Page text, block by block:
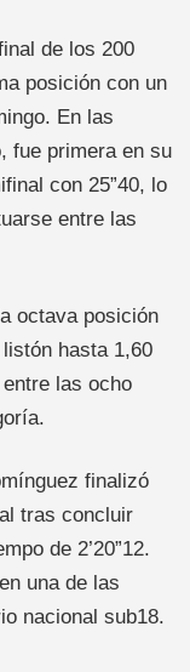
de los 200
posición con un
En las
fue primera en su
con 25”40, lo
entre las
octava posición
hasta 1,60
las ocho
finalizó
tras concluir
de 2’20”12.
una de las
nacional sub18.